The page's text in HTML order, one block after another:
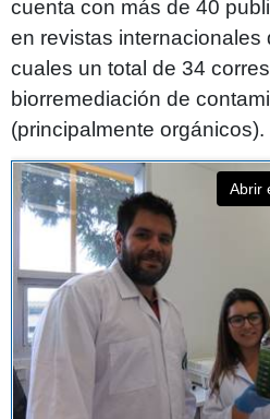
cuenta con más de 40
en revistas internacionales
cuales un total de 34
biorremediación de
(principalmente orgánicos).
Abrir